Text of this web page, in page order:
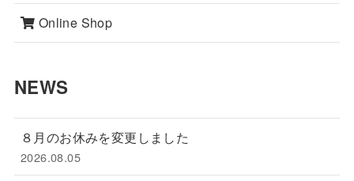
Online Shop
NEWS
８月のお休みを変更しました
2026.08.05